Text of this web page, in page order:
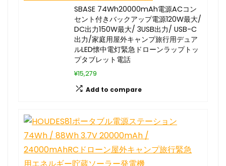
SBASE 74Wh20000mAh電源ACコン
セント付きバックアップ電源120W最大/
DC出力150W最大/ 3USB出力/ USB-C
出力/家庭用屋外キャンプ旅行用デュア
ルLED懐中電灯緊急ドローンラップトッ
プタブレット電話
¥15,279
Add to compare